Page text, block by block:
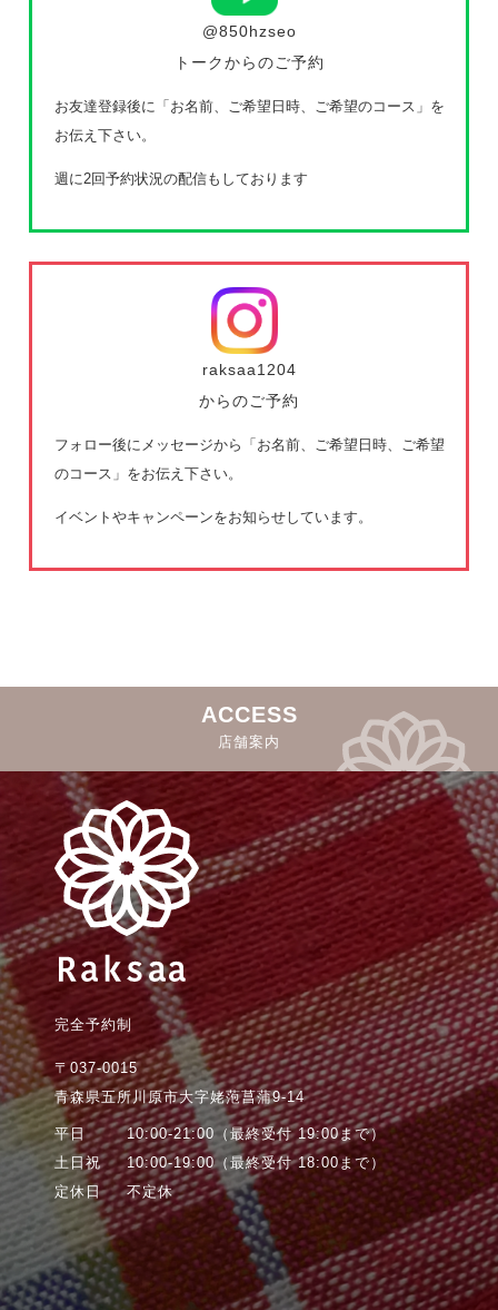
@850hzseo
トークからのご予約
お友達登録後に「お名前、ご希望日時、ご希望のコース」を
お伝え下さい。
週に2回予約状況の配信もしております
raksaa1204
からのご予約
フォロー後にメッセージから「お名前、ご希望日時、ご希望
のコース」をお伝え下さい。
イベントやキャンペーンをお知らせしています。
ACCESS
店舗案内
完全予約制
〒037-0015
青森県五所川原市大字姥萢菖蒲9-14
平日 10:00-21:00 （最終受付 19:00まで）
土日祝
10:00-19:00（最終受付 18:00まで）
定休日
不定休